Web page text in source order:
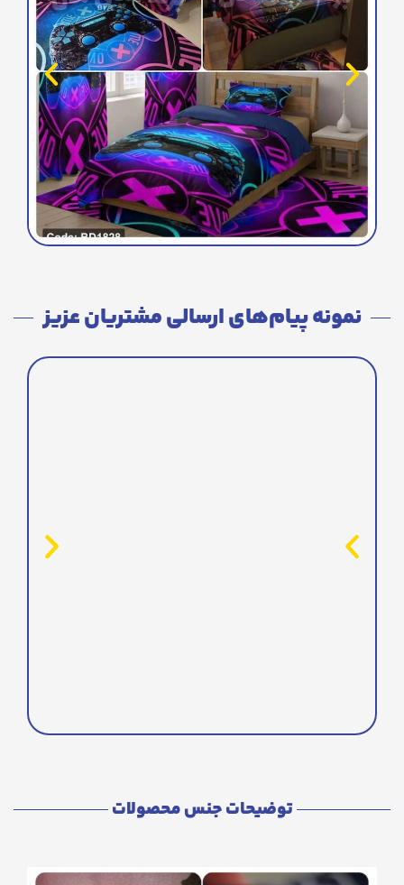
نمونه پیام‌های ارسالی مشتریان عزیز
توضیحات جنس محصولات